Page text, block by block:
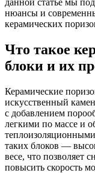
данной статье мы
нюансы и
керамических
Что такое
блоки и их
Керамические
искусственный
с добавлением
легкими по массе и
таких блоков —
весе, что позволяет
повысить скорость